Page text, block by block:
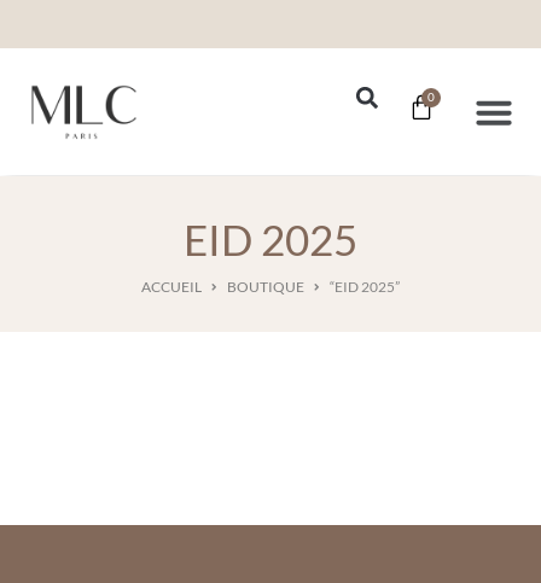
0
EID 2025
ACCUEIL BOUTIQUE “EID 2025”